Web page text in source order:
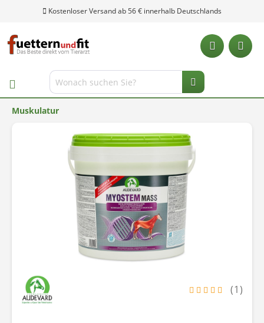
Kostenloser Versand ab 56 € innerhalb Deutschlands
Muskulatur
(1)